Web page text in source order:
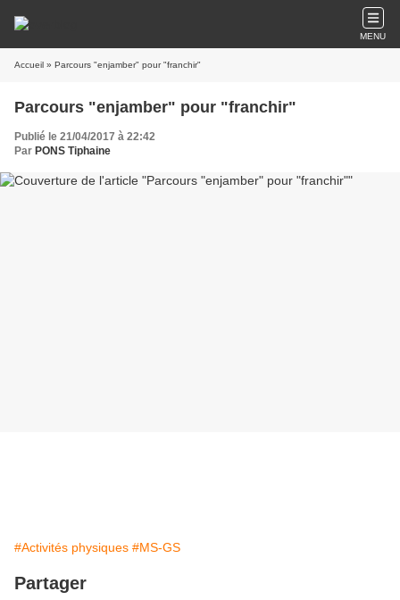
MENU
Accueil » Parcours "enjamber" pour "franchir"
Parcours "enjamber" pour "franchir"
Publié le 21/04/2017 à 22:42
Par PONS Tiphaine
#Activités physiques #MS-GS
Partager